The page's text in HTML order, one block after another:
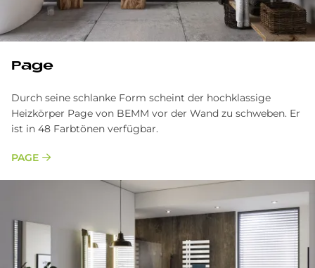
Page
Durch seine schlanke Form scheint der hochklassige
Heizkörper Page von BEMM vor der Wand zu schweben. Er
ist in 48 Farbtönen verfügbar.
PAGE